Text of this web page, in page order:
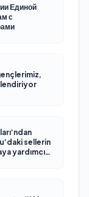
Единой
с
sellerin
yardımcı